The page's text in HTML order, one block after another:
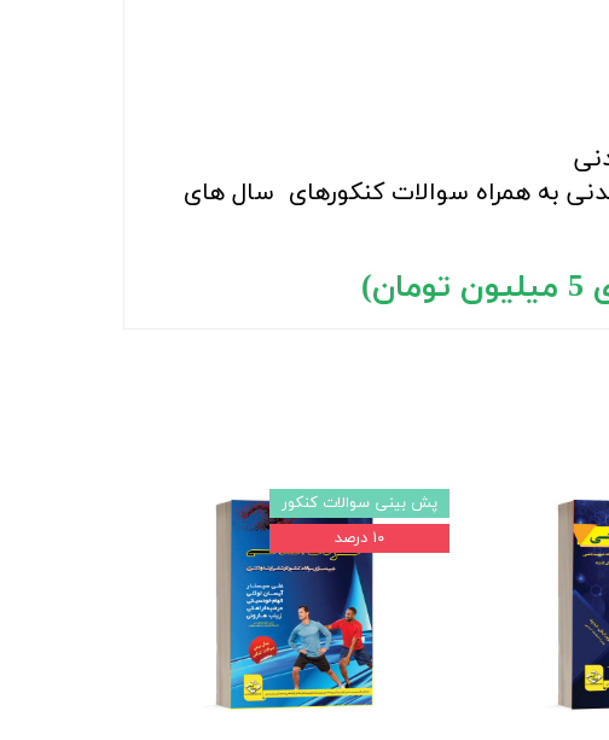
به همراه سوالات کنکورهای سال های
پش بینی سوالات کنکور
۱۰ درصد